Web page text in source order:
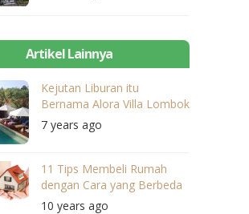
Artikel Lainnya
Kejutan Liburan itu
Bernama Alora Villa Lombok
7 years ago
11 Tips Membeli Rumah
dengan Cara yang Berbeda
10 years ago